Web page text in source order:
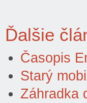
Ďalšie
Časopis
Starý
Záhradka